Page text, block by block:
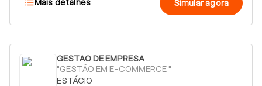
Mais detalhes Simular agora
GESTÃO DE EMPRESA
"GESTÃO EM E-COMMERCE "
ESTÁCIO